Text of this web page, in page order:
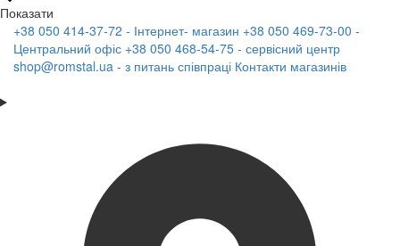
Показати
+38 050 414-37-72 - Інтернет- магазин +38 050 469-73-00 -
Центральний офіс +38 050 468-54-75 - сервісний центр
shop@romstal.ua - з питань співпраці Контакти магазинів